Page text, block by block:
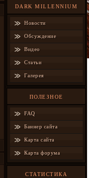
DARK MILLENNIUM
Новости
Обсуждение
Видео
Статьи
Галерея
ПОЛЕЗНОЕ
FAQ
Баннер сайта
Карта сайта
Карта форума
СТАТИСТИКА